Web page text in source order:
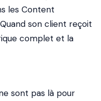
les Content
son client reçoit
complet et la
sont pas là pour